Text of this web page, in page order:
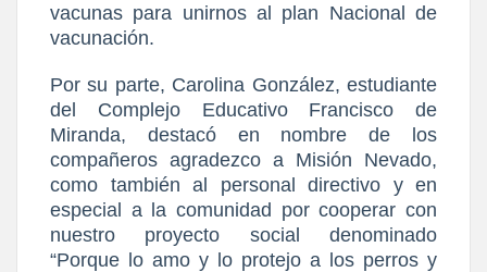
vacunas para unirnos al plan Nacional de
vacunación.
Por su parte, Carolina González, estudiante
del Complejo Educativo Francisco de
Miranda, destacó en nombre de los
compañeros agradezco a Misión Nevado,
como también al personal directivo y en
especial a la comunidad por cooperar con
nuestro proyecto social denominado
“Porque lo amo y lo protejo a los perros y